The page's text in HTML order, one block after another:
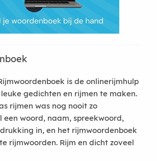
is de onlinerijmhulp
gedichten en rijmen te maken.
rijmen was nog nooit zo
een woord, naam, spreekwoord,
in, en het rijmwoordenboek
rijmwoorden. Rijm en dicht zoveel